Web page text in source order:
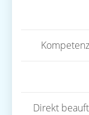
Direkt